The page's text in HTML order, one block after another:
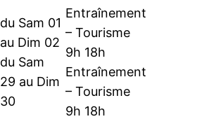
du Sam 01
au Dim 02
du Sam
29 au Dim
30
Entraînement
– Tourisme
9h 18h
Entraînement
– Tourisme
9h 18h